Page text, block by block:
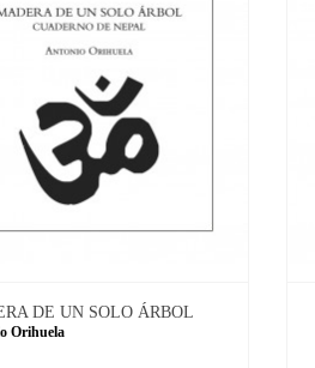
DE UN SOLO ÁRBOL
Orihuela